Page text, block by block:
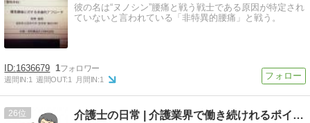
彼の名は“ヌノシン”腰痛と戦う戦士である原因が特定され
ていないと言われている「非特異的腰痛」と戦う。
1636679 1
週間IN:1 週間OUT:1 月間IN:1
26 介護士の日常 | 介護業界で働き続けれるポイントをお伝…